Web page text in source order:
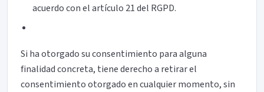
acuerdo con el artículo 21 del RGPD.
Si ha otorgado su consentimiento para alguna
finalidad concreta, tiene derecho a retirar el
consentimiento otorgado en cualquier momento, sin